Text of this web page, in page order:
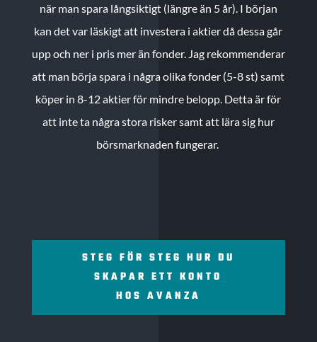
när man spara långsiktigt (längre än 5 år). I början
kan det var läskigt att investera i aktier då dessa går
upp och ner i pris mer än fonder. Jag rekommenderar
att man börja spara i några olika fonder (5-8 st) samt
köper in 8-12 aktier för mindre belopp. Detta är för
att inte ta några stora risker samt att lära sig hur
börsmarknaden fungerar.
STEG FÖR STEG HUR DU
SKAPAR ETT KONTO
HOS AVANZA